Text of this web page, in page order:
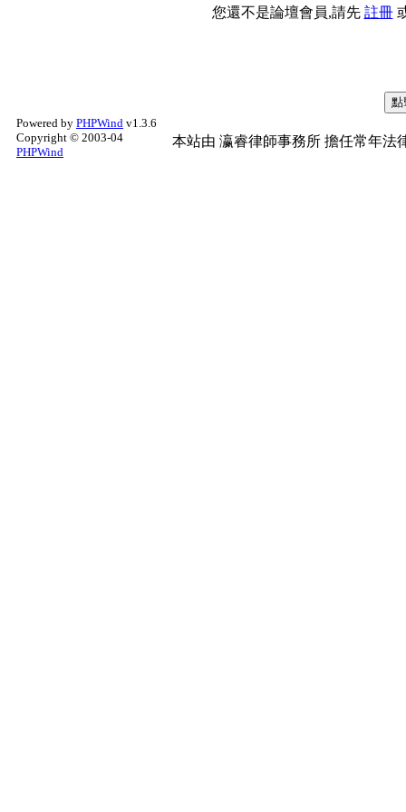
您還不是論壇會員,請先 註冊
Powered by PHPWind v1.3.6
Copyright © 2003-04
PHPWind
本站由 瀛睿律師事務所 擔任常年法